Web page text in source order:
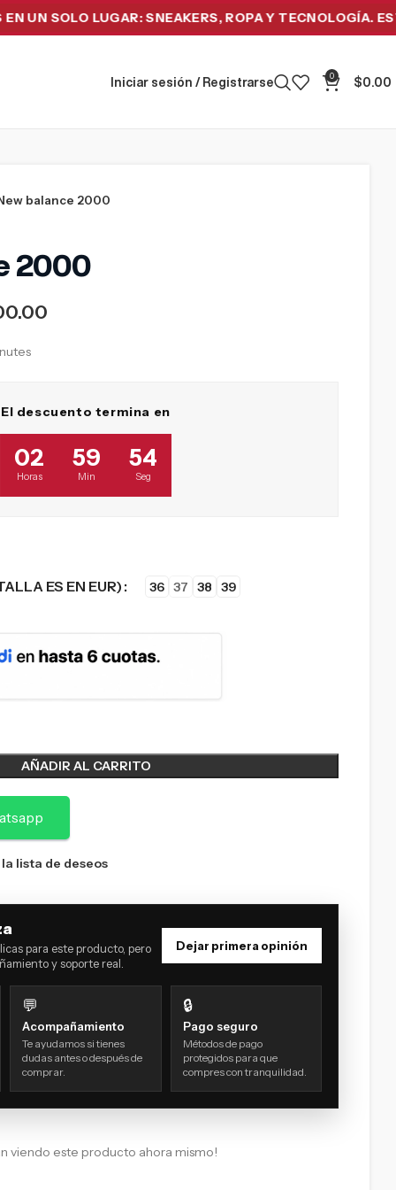
SOLO LUGAR: SNEAKERS, ROPA Y TECNOLOGÍA.
Iniciar sesión / Registrarse
0
$0.00
balance 2000
2000
El descuento termina en
02
Horas
59
Min
53
Seg
ES EN EUR) 36 37 38 39
AÑADIR AL CARRITO
lista de deseos
para este producto, pero
y soporte real.
Dejar primera opinión
💬
Acompañamiento
Te ayudamos si tienes
dudas antes o después de
comprar.
🔒
Pago seguro
Métodos de pago
protegidos para que
compres con tranquilidad.
viendo este producto ahora mismo!